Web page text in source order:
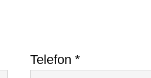
Telefon *